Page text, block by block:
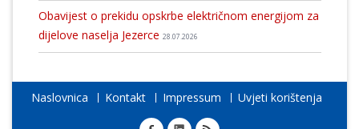
Obavijest o prekidu opskrbe električnom energijom za
dijelove naselja Jezerce 28.07.2026
Naslovnica Kontakt Impressum Uvjeti korištenja